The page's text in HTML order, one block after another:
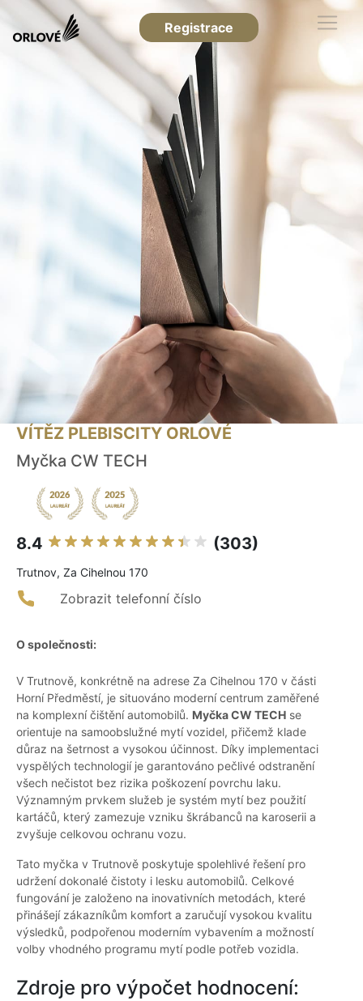
Registrace
VÍTĚZ PLEBISCITY ORLOVÉ
Myčka CW TECH
8.4 (303)
Trutnov, Za Cihelnou 170
Zobrazit telefonní číslo
O společnosti:
V Trutnově, konkrétně na adrese Za Cihelnou 170 v části
Horní Předměstí, je situováno moderní centrum zaměřené
na komplexní čištění automobilů. Myčka CW TECH se
orientuje na samoobslužné mytí vozidel, přičemž klade
důraz na šetrnost a vysokou účinnost. Díky implementaci
vyspělých technologií je garantováno pečlivé odstranění
všech nečistot bez rizika poškození povrchu laku.
Významným prvkem služeb je systém mytí bez použití
kartáčů, který zamezuje vzniku škrábanců na karoserii a
zvyšuje celkovou ochranu vozu.
Tato myčka v Trutnově poskytuje spolehlivé řešení pro
udržení dokonalé čistoty i lesku automobilů. Celkové
fungování je založeno na inovativních metodách, které
přinášejí zákazníkům komfort a zaručují vysokou kvalitu
výsledků, podpořenou moderním vybavením a možností
volby vhodného programu mytí podle potřeb vozidla.
Zdroje pro výpočet hodnocení: